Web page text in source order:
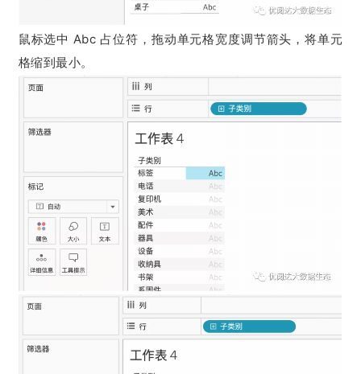
鼠标选中 Abc 占位符，拖动单元格宽度调节箭头，将单元
格缩到最小。